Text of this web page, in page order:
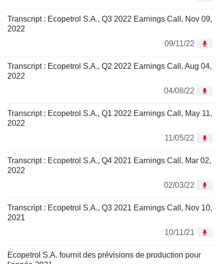
Transcript : Ecopetrol S.A., Q3 2022 Earnings Call, Nov 09,
2022
09/11/22
Transcript : Ecopetrol S.A., Q2 2022 Earnings Call, Aug 04,
2022
04/08/22
Transcript : Ecopetrol S.A., Q1 2022 Earnings Call, May 11,
2022
11/05/22
Transcript : Ecopetrol S.A., Q4 2021 Earnings Call, Mar 02,
2022
02/03/22
Transcript : Ecopetrol S.A., Q3 2021 Earnings Call, Nov 10,
2021
10/11/21
Ecopetrol S.A. fournit des prévisions de production pour